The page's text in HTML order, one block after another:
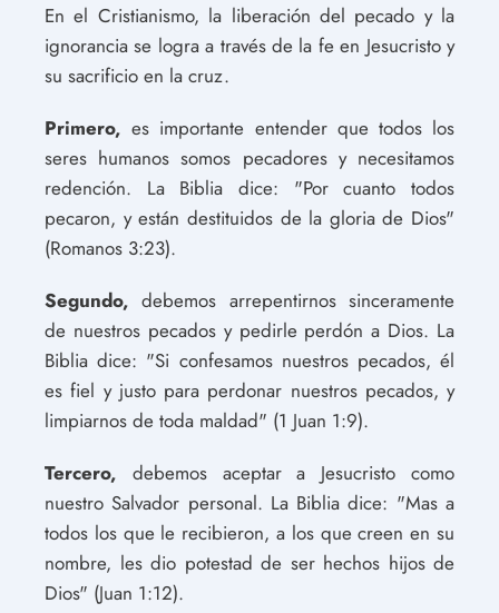
En el Cristianismo, la liberación del pecado y la
ignorancia se logra a través de la fe en Jesucristo y
su sacrificio en la cruz.
Primero, es importante entender que todos los
seres humanos somos pecadores y necesitamos
redención. La Biblia dice: "Por cuanto todos
pecaron, y están destituidos de la gloria de Dios"
(Romanos 3:23).
Segundo, debemos arrepentirnos sinceramente
de nuestros pecados y pedirle perdón a Dios. La
Biblia dice: "Si confesamos nuestros pecados, él
es fiel y justo para perdonar nuestros pecados, y
limpiarnos de toda maldad" (1 Juan 1:9).
Tercero, debemos aceptar a Jesucristo como
nuestro Salvador personal. La Biblia dice: "Mas a
todos los que le recibieron, a los que creen en su
nombre, les dio potestad de ser hechos hijos de
Dios" (Juan 1:12).